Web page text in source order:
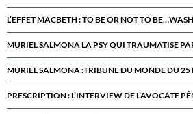
L’EFFET MACBETH : TO BE OR NOT TO
MURIEL SALMONA LA PSY QUI TRAUMATISE
MURIEL SALMONA :TRIBUNE DU MONDE DU 25
PRESCRIPTION : L’INTERVIEW DE L’AVOCATE